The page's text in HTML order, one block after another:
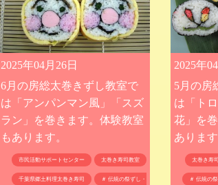
2025年04月26日
6月の房総太巻きずし教室で
は「アンパンマン風」「スズ
ラン」を巻きます。体験教室
もあります。
市民活動サポートセンター 太巻き寿司教室
千葉県郷土料理太巻き寿司 ＃ 伝統の祭ずし・
2025年
5月の房
は「ト
花」を
あります
太巻き寿
＃ 伝統の